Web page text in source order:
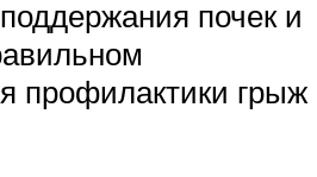
почек и
профилактики грыж